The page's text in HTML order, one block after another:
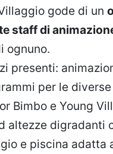
gode di un
staff di
ognuno.
presenti:
per le
Bimbo e Young
altezze digradanti
e piscina adatta